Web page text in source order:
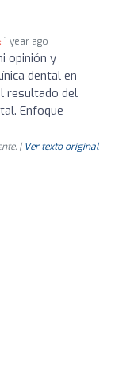
1 year ago
opinión y
dental en
resultado del
Enfoque
| Ver texto original